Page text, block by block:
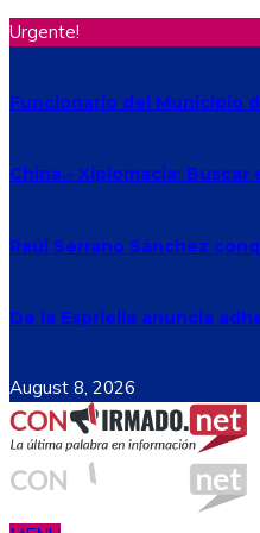
Urgente!
Funcionario del Municipio
China.- Xiplomacia:
Raúl Serrano Sánchez
De la Espriella anuncia
August 8, 2026